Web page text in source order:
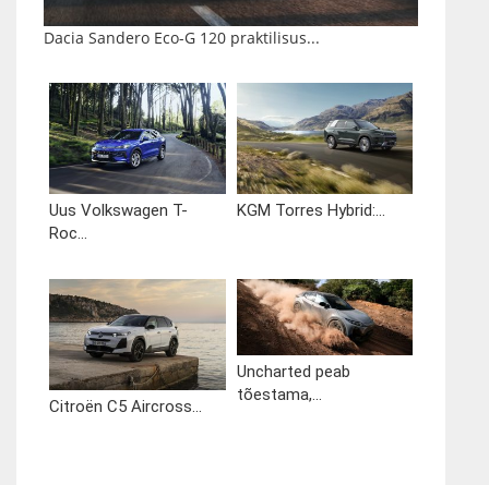
Dacia Sandero Eco-G 120 praktilisus...
Uus Volkswagen T-
Roc...
KGM Torres Hybrid:...
Citroën C5 Aircross...
Uncharted peab
tõestama,...